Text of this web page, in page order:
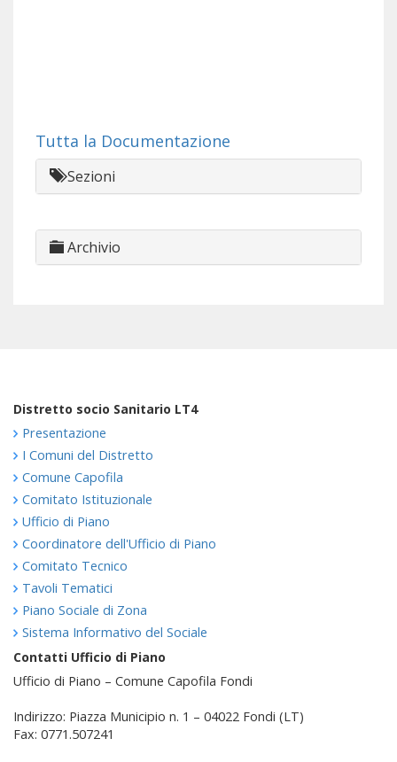
Tutta la Documentazione
Sezioni
Archivio
Distretto socio Sanitario LT4
Presentazione
I Comuni del Distretto
Comune Capofila
Comitato Istituzionale
Ufficio di Piano
Coordinatore dell'Ufficio di Piano
Comitato Tecnico
Tavoli Tematici
Piano Sociale di Zona
Sistema Informativo del Sociale
Contatti Ufficio di Piano
Ufficio di Piano – Comune Capofila Fondi
Indirizzo: Piazza Municipio n. 1 – 04022 Fondi (LT)
Fax: 0771.507241